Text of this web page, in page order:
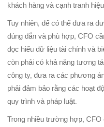
khách hàng và cạnh tranh
Tuy nhiên, để có thể đưa ra
đúng đắn và phù hợp, CFO
đọc hiểu dữ liệu tài chính và
còn phải có khả năng tương
công ty, đưa ra các phương
phải đảm bảo rằng các hoạt
quy trình và pháp luật.
Trong nhiều trường hợp,